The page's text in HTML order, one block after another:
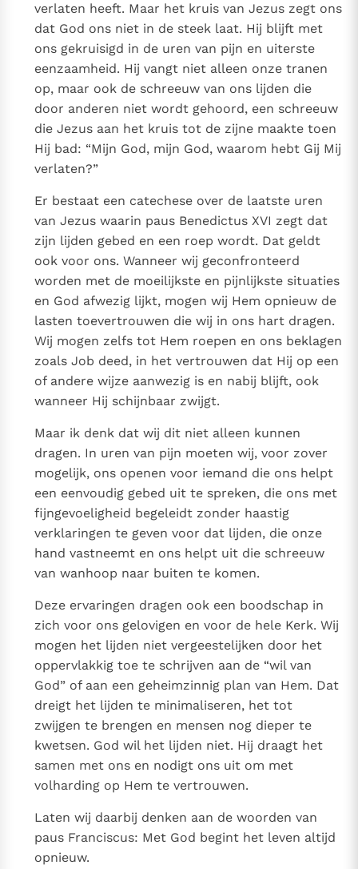
verlaten heeft. Maar het kruis van Jezus zegt ons
dat God ons niet in de steek laat. Hij blijft met
ons gekruisigd in de uren van pijn en uiterste
eenzaamheid. Hij vangt niet alleen onze tranen
op, maar ook de schreeuw van ons lijden die
door anderen niet wordt gehoord, een schreeuw
die Jezus aan het kruis tot de zijne maakte toen
Hij bad: “Mijn God, mijn God, waarom hebt Gij Mij
verlaten?”
Er bestaat een catechese over de laatste uren
van Jezus waarin paus Benedictus XVI zegt dat
zijn lijden gebed en een roep wordt. Dat geldt
ook voor ons. Wanneer wij geconfronteerd
worden met de moeilijkste en pijnlijkste situaties
en God afwezig lijkt, mogen wij Hem opnieuw de
lasten toevertrouwen die wij in ons hart dragen.
Wij mogen zelfs tot Hem roepen en ons beklagen
zoals Job deed, in het vertrouwen dat Hij op een
of andere wijze aanwezig is en nabij blijft, ook
wanneer Hij schijnbaar zwijgt.
Maar ik denk dat wij dit niet alleen kunnen
dragen. In uren van pijn moeten wij, voor zover
mogelijk, ons openen voor iemand die ons helpt
een eenvoudig gebed uit te spreken, die ons met
fijngevoeligheid begeleidt zonder haastig
verklaringen te geven voor dat lijden, die onze
hand vastneemt en ons helpt uit die schreeuw
van wanhoop naar buiten te komen.
Deze ervaringen dragen ook een boodschap in
zich voor ons gelovigen en voor de hele Kerk. Wij
mogen het lijden niet vergeestelijken door het
oppervlakkig toe te schrijven aan de “wil van
God” of aan een geheimzinnig plan van Hem. Dat
dreigt het lijden te minimaliseren, het tot
zwijgen te brengen en mensen nog dieper te
kwetsen. God wil het lijden niet. Hij draagt het
samen met ons en nodigt ons uit om met
volharding op Hem te vertrouwen.
Laten wij daarbij denken aan de woorden van
paus Franciscus: Met God begint het leven altijd
opnieuw.